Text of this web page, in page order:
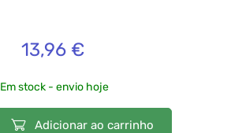
13,96 €
Em stock - envio hoje
Adicionar ao carrinho